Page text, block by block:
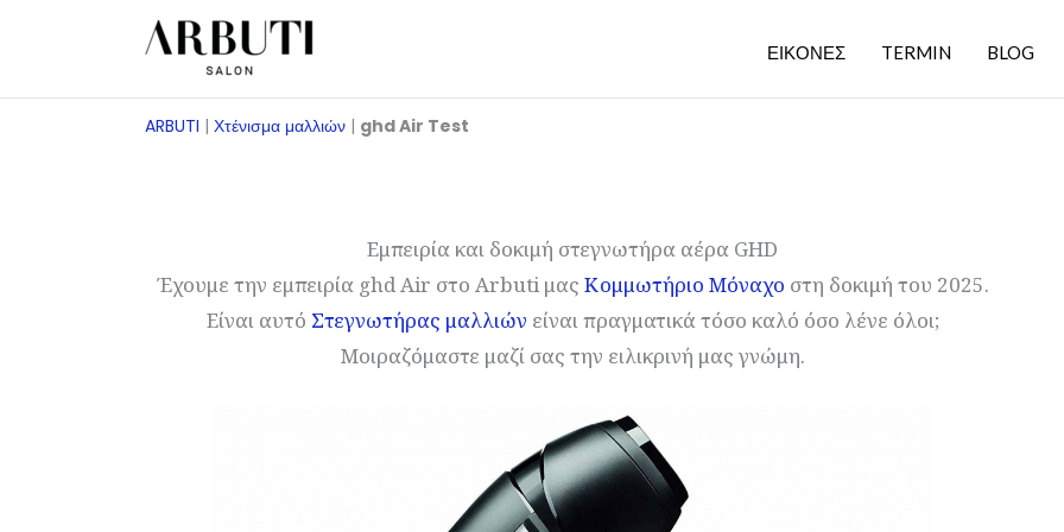
ΕΙΚΟΝΕΣ TERMIN BLOG
ARBUTI | Χτένισμα μαλλιών | ghd Air Test
Εμπειρία και δοκιμή στεγνωτήρα αέρα GHD
Έχουμε την εμπειρία ghd Air στο Arbuti μας Κομμωτήριο Μόναχο στη δοκιμή του 2025.
Είναι αυτό Στεγνωτήρας μαλλιών είναι πραγματικά τόσο καλό όσο λένε όλοι;
Μοιραζόμαστε μαζί σας την ειλικρινή μας γνώμη.